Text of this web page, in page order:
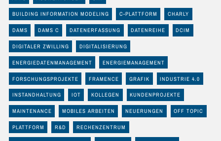
BUILDING INFORMATION MODELING C-PLATTFORM CHARLY
DAMS DAMS C DATENERFASSUNG DATENREIHE DCIM
DIGITALER ZWILLING DIGITALISIERUNG
ENERGIEDATENMANAGEMENT ENERGIEMANAGEMENT
FORSCHUNGSPROJEKTE FRAMENCE GRAFIK INDUSTRIE 4.0
INSTANDHALTUNG IOT KOLLEGEN KUNDENPROJEKTE
MAINTENANCE MOBILES ARBEITEN NEUERUNGEN OFF TOPIC
PLATTFORM R&D RECHENZENTRUM